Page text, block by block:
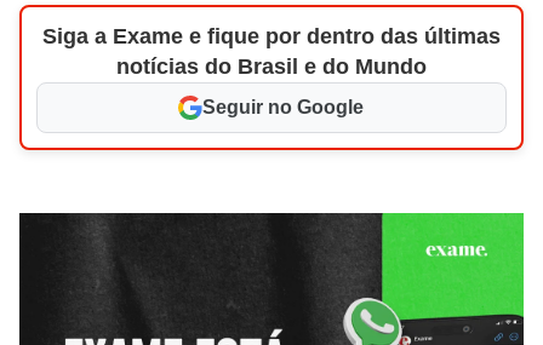
Siga a Exame e fique por dentro das últimas
notícias do Brasil e do Mundo
Seguir no Google